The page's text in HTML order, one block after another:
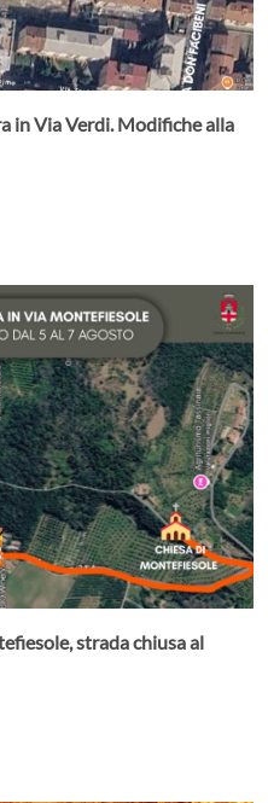
in Via Verdi. Modifiche alla
strada chiusa al